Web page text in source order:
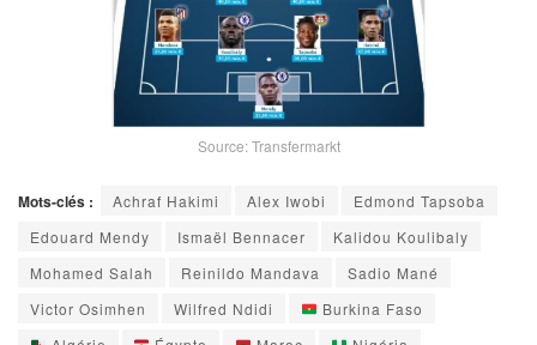
Source: Transfermarkt
Mots-clés : Achraf Hakimi Alex Iwobi
Edmond Tapsoba
Edouard Mendy
Ismaël Bennacer
Kalidou Koulibaly
Mohamed Salah
Reinildo Mandava
Sadio Mané
Victor Osimhen
Wilfred Ndidi
Burkina Faso